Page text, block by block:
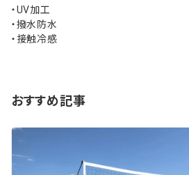
・UV加工
・撥水防水
・接触冷感
おすすめ記事